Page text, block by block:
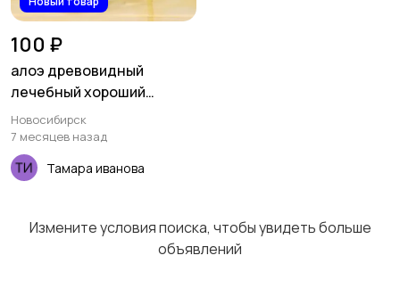
100 ₽
алоэ древовидный
лечебный хороший
подарок к новому году
Новосибирск
7 месяцев назад
Тамара иванова
Измените условия поиска, чтобы увидеть больше
объявлений